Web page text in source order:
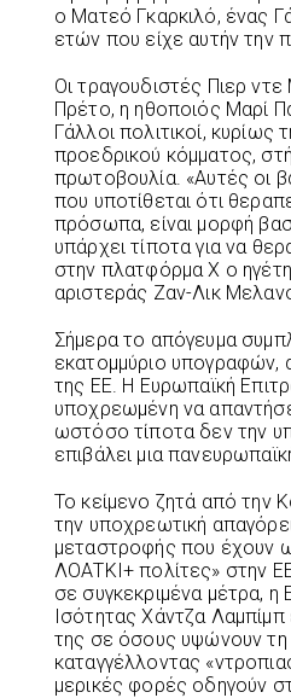
ο Ματεό Γκαρκιλό, ένας
ετών που είχε αυτήν την
Οι τραγουδιστές Πιερ ντε
Πρέτο, η ηθοποιός Μαρί
Γάλλοι πολιτικοί, κυρίως
προεδρικού κόμματος,
πρωτοβουλία. «Αυτές οι
που υποτίθεται ότι
πρόσωπα, είναι μορφή
υπάρχει τίποτα για να
στην πλατφόρμα Χ ο
αριστεράς Ζαν-Λικ
Σήμερα το απόγευμα
εκατομμύριο υπογραφών,
της ΕΕ. Η Ευρωπαϊκή
υποχρεωμένη να
ωστόσο τίποτα δεν την
επιβάλει μια
Το κείμενο ζητά από την
την υποχρεωτική
μεταστροφής που έχουν
ΛΟΑΤΚΙ+ πολίτες» στην
σε συγκεκριμένα μέτρα,
Ισότητας Χάντζα
της σε όσους υψώνουν
καταγγέλλοντας
μερικές φορές οδηγούν